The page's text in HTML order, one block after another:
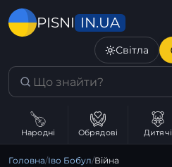
PISNI IN.UA
Світла
Народні Обрядові Дитячі
Головна/Іво Бобул/Війна